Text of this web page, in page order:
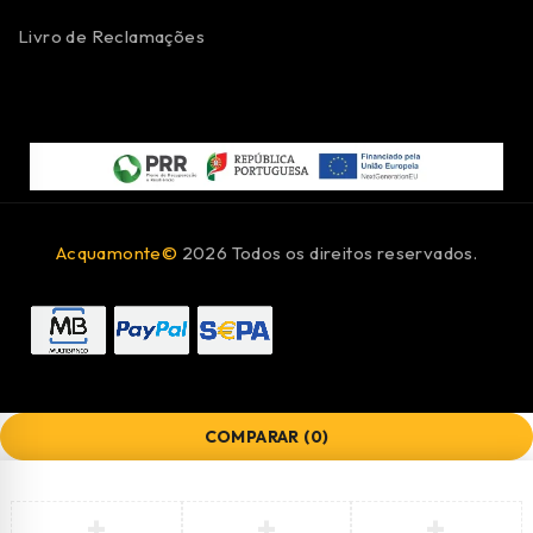
Livro de Reclamações
Acquamonte© 2026 Todos os direitos reservados.
COMPARAR (0)